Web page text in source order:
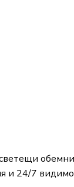
24/7